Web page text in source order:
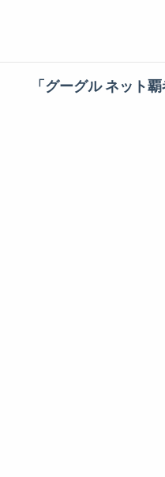
「グーグル ネット